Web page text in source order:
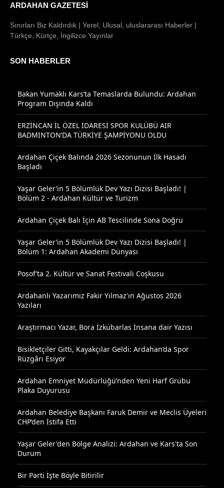
ARDAHAN GAZETESI
Sınırları Biz Kaldırdık | Yerel, Ulusal, uluslararası Haberler |
Türkçe, Kürtçe, İngilizce Yayınlar
SON HABERLER
Bakan Yumaklı Kars’ta Temaslarda Bulundu: Ardahan
Program Dışında Kaldı
ERZİNCAN İL ÖZEL İDARESİ SPOR KULÜBÜ AIR
BADMINTON’DA TÜRKİYE ŞAMPİYONU OLDU
Ardahan Çiçek Balında 2026 Sezonunun İlk Hasadı
Başladı
Yaşar Geler’in 5 Bölümlük Dev Yazı Dizisi Başladı! |
Bölüm 2 - Ardahan Kültür ve Turizm
Ardahan Çiçek Balı İçin AB Tescilinde Sona Doğru
Yaşar Geler’in 5 Bölümlük Dev Yazı Dizisi Başladı! |
Bölüm 1: Ardahan Akademi Dünyası
Posof’ta 2. Kültür ve Sanat Festivali Coşkusu
Ardahanlı Yazarımız Fakir Yılmaz'ın Ağustos 2026
Yazıları
Araştırmacı Yazar, Bora İzkübarlas İnsana dair Yazısı
Bisikletçiler Gitti, Kayakçılar Geldi: Ardahan’da Spor
Rüzgârı Esiyor
Ardahan Emniyet Müdürlüğü’nden Yeni Harf Grubu
Plaka Duyurusu
Ardahan Belediye Başkanı Faruk Demir ve Meclis Üyeleri
CHP’den İstifa Etti
Yaşar Geler'den Bölge Analizi: Ardahan ve Kars'ta Son
Durum
Bir Parti İşte Böyle Bitirilir